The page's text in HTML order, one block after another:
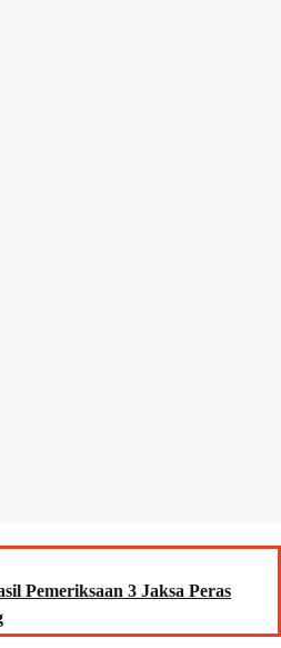
Pemeriksaan 3 Jaksa Peras